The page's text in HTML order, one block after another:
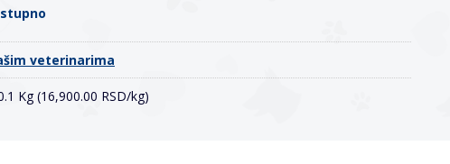
veterinarima
Kg (16,900.00 RSD/kg)